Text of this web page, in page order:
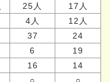
25人
17人
4人 12人
37
24
6
19
16 14
○
○